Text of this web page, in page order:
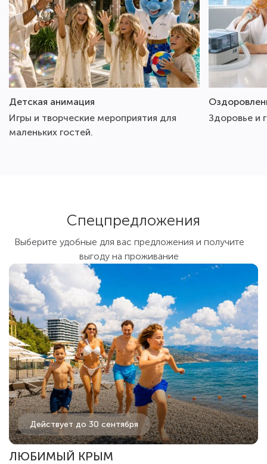
Детская анимация
Игры и творческие мероприятия для
маленьких гостей.
Здоровье и
Спецпредложения
Выберите удобные для вас предложения и получите
выгоду на проживание
Действует до 30 сентября
ЛЮБИМЫЙ КРЫМ